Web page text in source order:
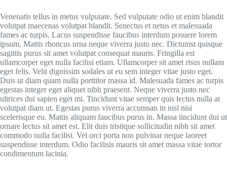
Venenatis tellus in metus vulputate. Sed vulputate odio ut enim blandit
volutpat maecenas volutpat blandit. Senectus et netus et malesuada
fames ac turpis. Lacus suspendisse faucibus interdum posuere lorem
ipsum. Mattis rhoncus urna neque viverra justo nec. Dictumst quisque
sagittis purus sit amet volutpat consequat mauris. Fringilla est
ullamcorper eget nulla facilisi etiam. Ullamcorper sit amet risus nullam
eget felis. Velit dignissim sodales ut eu sem integer vitae justo eget.
Duis ut diam quam nulla porttitor massa id. Malesuada fames ac turpis
egestas integer eget aliquet nibh praesent. Neque viverra justo nec
ultrices dui sapien eget mi. Tincidunt vitae semper quis lectus nulla at
volutpat diam ut. Egestas purus viverra accumsan in nisl nisi
scelerisque eu. Mattis aliquam faucibus purus in. Massa tincidunt dui ut
ornare lectus sit amet est. Elit duis tristique sollicitudin nibh sit amet
commodo nulla facilisi. Vel orci porta non pulvinar neque laoreet
suspendisse interdum. Odio facilisis mauris sit amet massa vitae tortor
condimentum lacinia.